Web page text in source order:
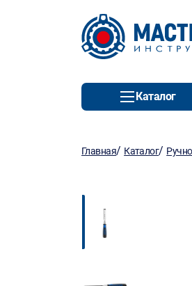
Каталог
Главная/ Каталог/